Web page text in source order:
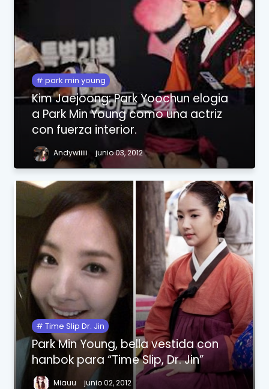
park min young
Kim Jaejoong: Park Yoochun elogia
a Park Min Young como una actriz
con fuerza interior.
Andywiiiii junio 03, 2012
Time Slip Dr. Jin
Park Min Young, bella vestida con
hanbok para “Time Slip, Dr. Jin”
Miauu junio 02, 2012